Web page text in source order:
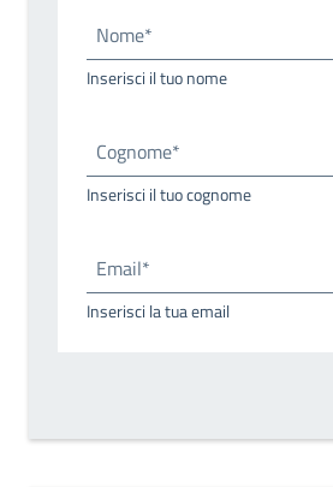
Nome*
Inserisci il tuo nome
Cognome*
Inserisci il tuo cognome
Email*
Inserisci la tua email